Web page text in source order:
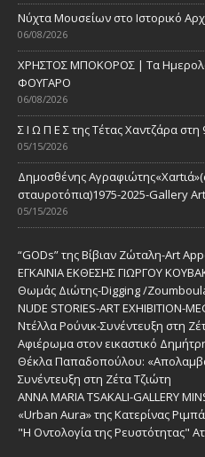
Νύχτα Μουσείων στο Ιστορικό
06/08/2026
ΧΡΗΣΤΟΣ ΜΠΟΚΟΡΟΣ | Τα
ΦΟΥΓΑΡΟ
06/08/2026
Σ Ι Ω Π Ε Σ της Τέτας Χαντζάρα
05/15/2026
Δημοσθένης
σταυροτόπια)1975-2025-Gallery
05/15/2026
“GODs” της Βίβιαν Ζώταλη-Art
ΕΓΚΑΙΝΙΑ ΕΚΘΕΣΗΣ ΓΙΩΡΓΟΥ
Θωμάς Διώτης-Digging /
NUDE STORIES-ΑRT EXHIBITION-
Ντέλλα Ρούνικ-Συνέντευξη στη
Αφιέρωμα στον εικαστικό
Θέκλα Παπαδοπούλου:
Συνέντευξη στη Ζέτα Τζιώτη
ANNA MARIA TSAKALI-GALLERY
«Urban Aura» της Κατερίνας
"Η Οντολογία της Ρευστότητας"